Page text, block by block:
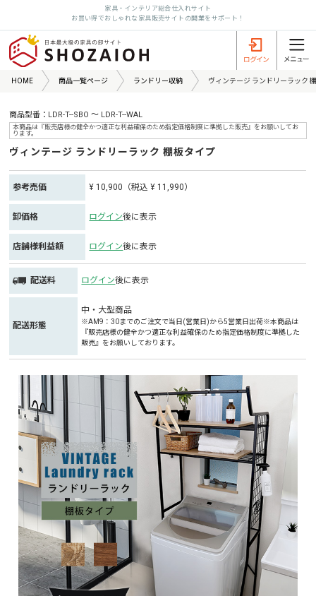
家具・インテリア総合仕入れサイト
お買い得でおしゃれな家具販売サイトの開業をサポート！
HOME 商品一覧ページ ランドリー収納 ヴィンテージ ランドリーラック
商品型番：LDR-T--SBO ～ LDR-T--WAL
本商品は『販売店様の健全かつ適正な利益確保のため指定価格制度に準拠した販売』をお願いしてお
ります。
ヴィンテージ ランドリーラック 棚板タイプ
参考売価 ¥ 10,900（税込 ¥ 11,990）
卸価格 ログイン後に表示
店舗様利益額 ログイン後に表示
配送料 ログイン後に表示
配送形態
中・大型商品
※AM9：30までのご注文で当日(営業日)から5営業日出荷※本商品は
『販売店様の健全かつ適正な利益確保のため指定価格制度に準拠した
販売』をお願いしております。